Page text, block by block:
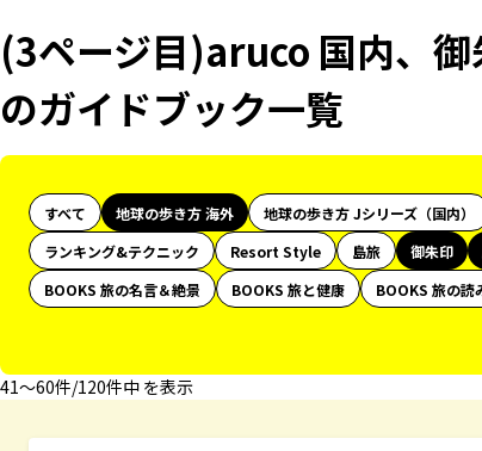
(3ページ目)aruco 国内、
のガイドブック一覧
すべて 地球の歩き方 海外 地球の歩き方 Jシリーズ（国内）
ランキング&テクニック
Resort Style 島旅 御朱印
BOOKS 旅の名言＆絶景
BOOKS 旅と健康 BOOKS 旅の読
41〜60件/120件中 を表示